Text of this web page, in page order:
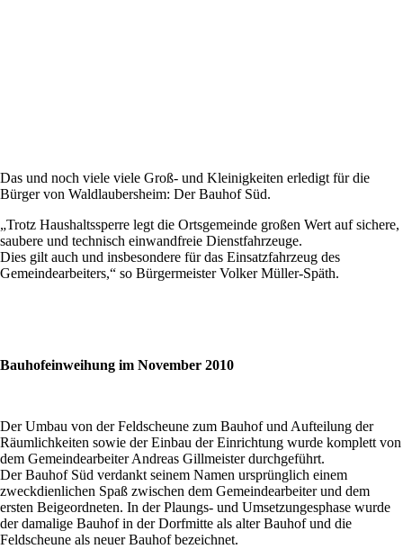
Das und noch viele viele Groß- und Kleinigkeiten erledigt für die
Bürger von Waldlaubersheim: Der Bauhof Süd.
„Trotz Haushaltssperre legt die Ortsgemeinde großen Wert auf sichere,
saubere und technisch einwandfreie Dienstfahrzeuge.
Dies gilt auch und insbesondere für das Einsatzfahrzeug des
Gemeindearbeiters,“ so Bürgermeister Volker Müller-Späth.
Bauhofeinweihung im November 2010
Der Umbau von der Feldscheune zum Bauhof und Aufteilung der
Räumlichkeiten sowie der Einbau der Einrichtung wurde komplett von
dem Gemeindearbeiter Andreas Gillmeister durchgeführt.
Der Bauhof Süd verdankt seinem Namen ursprünglich einem
zweckdienlichen Spaß zwischen dem Gemeindearbeiter und dem
ersten Beigeordneten. In der Plaungs- und Umsetzungesphase wurde
der damalige Bauhof in der Dorfmitte als alter Bauhof und die
Feldscheune als neuer Bauhof bezeichnet.